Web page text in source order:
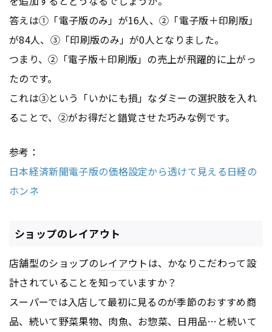
答えは①「電子版のみ」が16人、②「電子版＋印刷版」
が84人、③「印刷版のみ」が0人となりました。
つまり、②「電子版＋印刷版」の売上が飛躍的に上がっ
たのです。
これは③という「いかにも損」なダミーの選択肢を入れ
ることで、②がお得だと錯覚させた巧みな例です。
参考：
日本経済新聞電子版の価格設定から透けて見える日経の
ホンネ
ショップのレイアウト
店舗型のショップのレイアウトは、かなりこだわって設
計されていることを知っていますか？
スーパーでは入店して最初に見るのが季節のおすすめ商
品、続いて野菜果物、肉魚、お惣菜、日用品…と続いて